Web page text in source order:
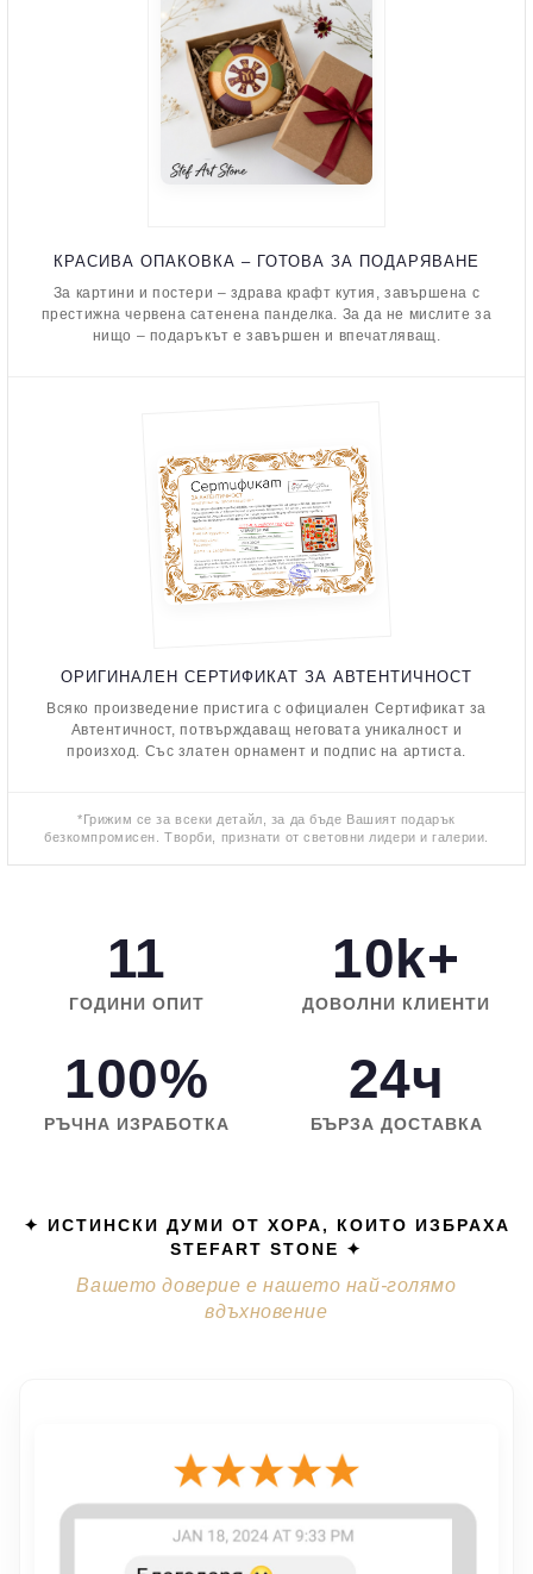
КРАСИВА ОПАКОВКА – ГОТОВА ЗА ПОДАРЯВАНЕ
За картини и постери – здрава крафт кутия, завършена с
престижна червена сатенена панделка. За да не мислите за
нищо – подаръкът е завършен и впечатляващ.
ОРИГИНАЛЕН СЕРТИФИКАТ ЗА АВТЕНТИЧНОСТ
Всяко произведение пристига с официален Сертификат за
Автентичност, потвърждаващ неговата уникалност и
произход. Със златен орнамент и подпис на артиста.
*Грижим се за всеки детайл, за да бъде Вашият подарък
безкомпромисен. Творби, признати от световни лидери и галерии.
11
ГОДИНИ ОПИТ
10k+
ДОВОЛНИ КЛИЕНТИ
100%
РЪЧНА ИЗРАБОТКА
24ч
БЪРЗА ДОСТАВКА
✦ ИСТИНСКИ ДУМИ ОТ ХОРА, КОИТО ИЗБРАХА
STEFART STONE ✦
Вашето доверие е нашето най-голямо
вдъхновение